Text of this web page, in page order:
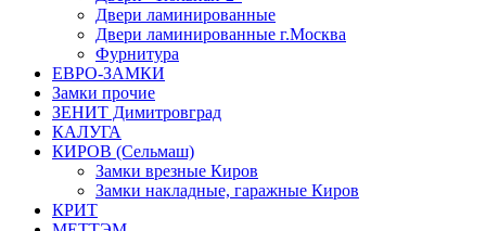
Двери ламинированные
Двери ламинированные г.Москва
Фурнитура
ЕВРО-ЗАМКИ
Замки прочие
ЗЕНИТ Димитровград
КАЛУГА
КИРОВ (Сельмаш)
Замки врезные Киров
Замки накладные, гаражные Киров
КРИТ